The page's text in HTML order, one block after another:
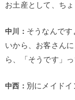
お土産として、ち
中川： そうなんで
いから、お客さん
ら、「そうです」
中西： 別にメイドイ